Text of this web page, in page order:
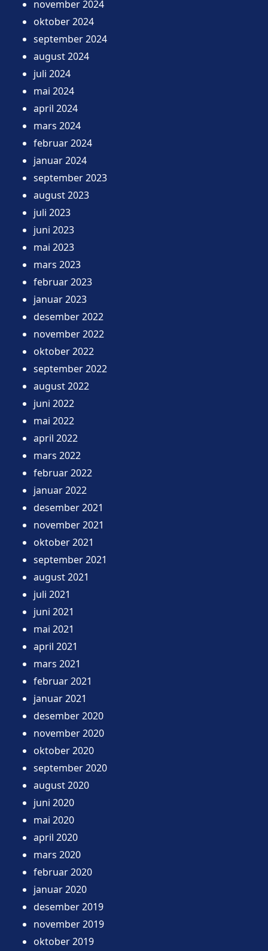
november 2024
oktober 2024
september 2024
august 2024
juli 2024
mai 2024
april 2024
mars 2024
februar 2024
januar 2024
september 2023
august 2023
juli 2023
juni 2023
mai 2023
mars 2023
februar 2023
januar 2023
desember 2022
november 2022
oktober 2022
september 2022
august 2022
juni 2022
mai 2022
april 2022
mars 2022
februar 2022
januar 2022
desember 2021
november 2021
oktober 2021
september 2021
august 2021
juli 2021
juni 2021
mai 2021
april 2021
mars 2021
februar 2021
januar 2021
desember 2020
november 2020
oktober 2020
september 2020
august 2020
juni 2020
mai 2020
april 2020
mars 2020
februar 2020
januar 2020
desember 2019
november 2019
oktober 2019